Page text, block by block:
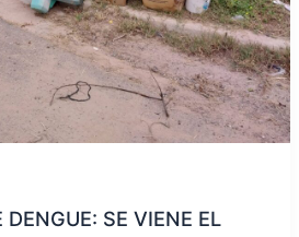
DENGUE: SE VIENE EL